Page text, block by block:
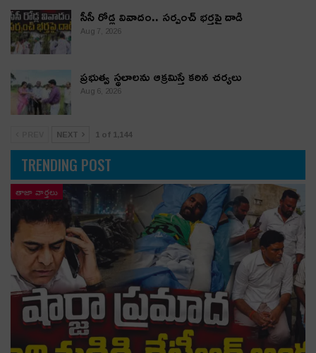
సీసీ రోడ్ల వివాదం.. స‌ర్పంచ్ భ‌ర్త‌పై దాడి
Aug 7, 2026
ప్రభుత్వ స్థలాలను ఆక్రమిస్తే కఠిన చర్యలు
Aug 6, 2026
NEXT 1 of 1,144
TRENDING POST
తాజా వార్తలు